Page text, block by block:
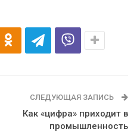
СЛЕДУЮЩАЯ ЗАПИСЬ
Как «цифра» приходит в
промышленность